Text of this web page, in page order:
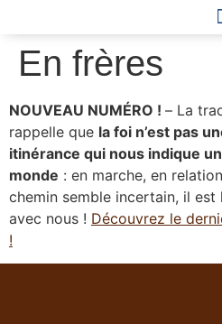
En frères
NOUVEAU NUMÉRO ! – La
rappelle que la foi n’est pas
itinérance qui nous indique
monde : en marche, en
chemin semble incertain, il est
avec nous ! Découvrez le
!